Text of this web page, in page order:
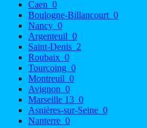
Caen 0
Boulogne-Billancourt 0
Nancy 0
Argenteuil 0
Saint-Denis 2
Roubaix 0
Tourcoing 0
Montreuil 0
Avignon 0
Marseille 13 0
Asnières-sur-Seine 0
Nanterre 0